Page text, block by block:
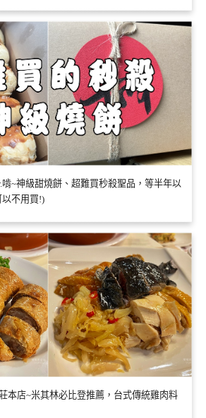
~神級甜燒餅、超難買秒殺聖品，等半年以
以不用買!)
本店~米其林必比登推薦，台式傳統雞肉料